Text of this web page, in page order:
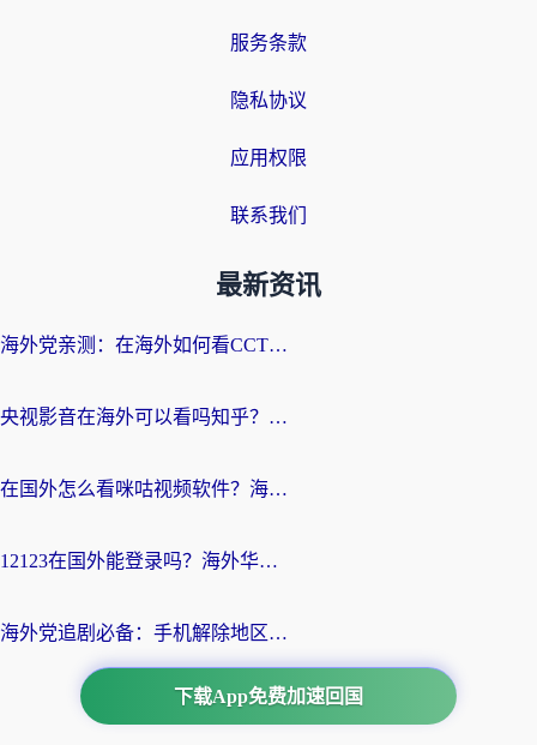
服务条款
隐私协议
应用权限
联系我们
最新资讯
海外党亲测：在海外如何看CCTV？告别“仅限大陆播放”的实用指南
央视影音在海外可以看吗知乎？留学生亲测：3步解决地域限制+追剧自由
在国外怎么看咪咕视频软件？海外党亲测有效的回国加速方案
12123在国外能登录吗？海外华人必看的回国加速实用指南
海外党追剧必备：手机解除地区限制app怎么选？解决央视视频&国内剧地区限制全指南
下载App免费加速回国